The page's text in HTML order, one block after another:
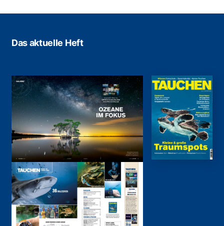
Das aktuelle Heft